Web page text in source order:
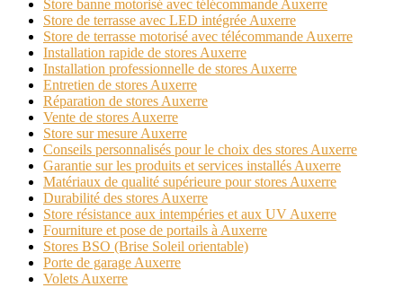
Store banne motorisé avec télécommande Auxerre
Store de terrasse avec LED intégrée Auxerre
Store de terrasse motorisé avec télécommande Auxerre
Installation rapide de stores Auxerre
Installation professionnelle de stores Auxerre
Entretien de stores Auxerre
Réparation de stores Auxerre
Vente de stores Auxerre
Store sur mesure Auxerre
Conseils personnalisés pour le choix des stores Auxerre
Garantie sur les produits et services installés Auxerre
Matériaux de qualité supérieure pour stores Auxerre
Durabilité des stores Auxerre
Store résistance aux intempéries et aux UV Auxerre
Fourniture et pose de portails à Auxerre
Stores BSO (Brise Soleil orientable)
Porte de garage Auxerre
Volets Auxerre